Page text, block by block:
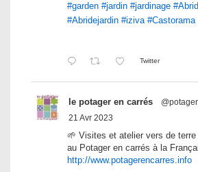
#garden #jardin #jardinage
#Abridejardin #iziva #Castorama
Twitter
le potager en carrés
21 Avr 2023
🌱 Visites et atelier vers de terre
au Potager en carrés à la
http://www.potagerencarres.info